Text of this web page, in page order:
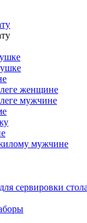
женщине
мужчине
мужчине
сервировки стола